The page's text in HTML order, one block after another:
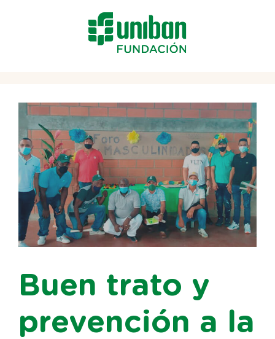
Buen trato y
prevención a la